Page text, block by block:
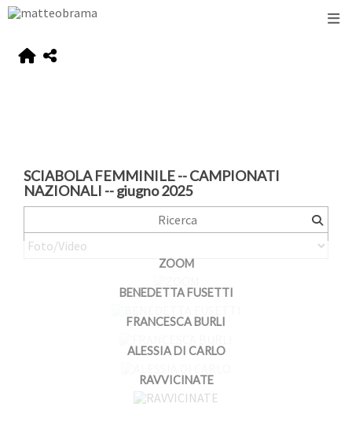
SCIABOLA FEMMINILE -- CAMPIONATI
NAZIONALI -- giugno 2025
ZOOM
BENEDETTA FUSETTI
FRANCESCA BURLI
ALESSIA DI CARLO
RAVVICINATE